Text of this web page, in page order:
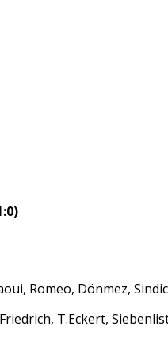
Romeo, Dönmez,
T.Eckert,